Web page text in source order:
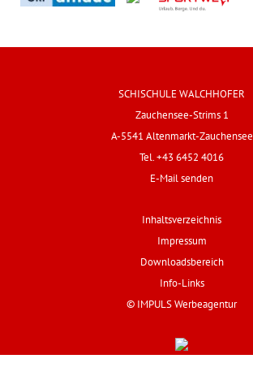
SCHISCHULE WALCHHOFER
Zauchensee-Strims 1
A-5541 Altenmarkt-Zauchensee
Tel. +43 6452 4016
E-Mail senden
Inhaltsverzeichnis
Impressum
Downloadsbereich
Info-Links
© IMPULS Werbeagentur